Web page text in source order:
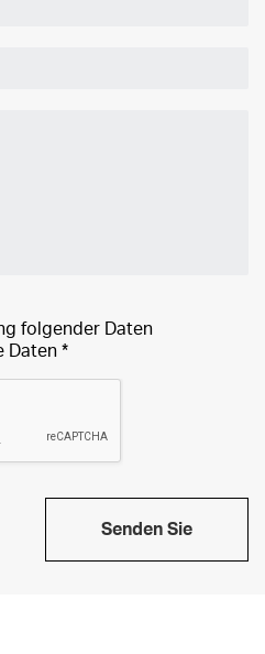
folgender Daten
Daten *
Senden Sie